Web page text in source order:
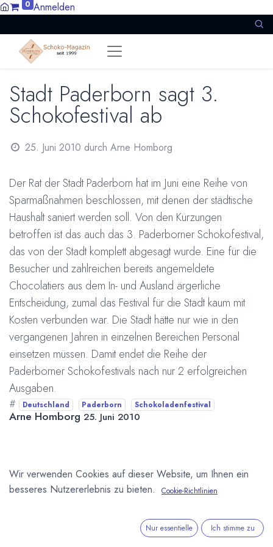
0 Anmelden
Stadt Paderborn sagt 3.
Schokofestival ab
25. Juni 2010 durch Arne Homborg
Der Rat der Stadt Paderborn hat im Juni eine Reihe von
Sparmaßnahmen beschlossen, mit denen der städtische
Haushalt saniert werden soll. Von den Kürzungen
betroffen ist das auch das 3. Paderborner Schokofestival,
das von der Stadt komplett abgesagt wurde. Eine für die
Besucher und zahlreichen bereits angemeldete
Chocolatiers aus dem In- und Ausland ärgerliche
Entscheidung, zumal das Festival für die Stadt kaum mit
Kosten verbunden war. Die Stadt hätte nur wie in den
vergangenen Jahren in einzelnen Bereichen Personal
einsetzen müssen. Damit endet die Reihe der
Paderborner Schokofestivals nach nur 2 erfolgreichen
Ausgaben.
# Deutschland Paderborn Schokoladenfestival
Arne Homborg 25. Juni 2010
Wir verwenden Cookies auf dieser Website, um Ihnen ein
besseres Nutzererlebnis zu bieten.
Cookie-Richtlinien
Nur essentielle Ich stimme zu